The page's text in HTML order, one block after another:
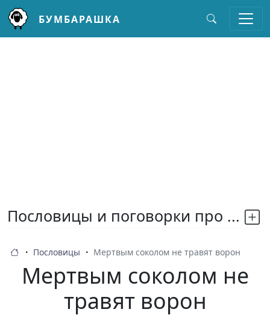
БУМБАРАШКА
Пословицы и поговорки про ...
Пословицы Мертвым соколом не травят ворон
Мертвым соколом не
травят ворон